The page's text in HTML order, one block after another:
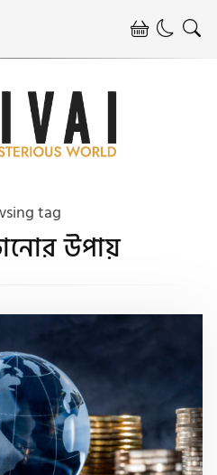
tag
উপায়